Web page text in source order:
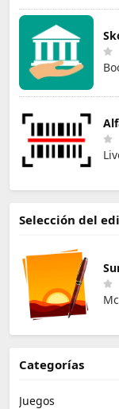
Selección del
Categorías
Juegos